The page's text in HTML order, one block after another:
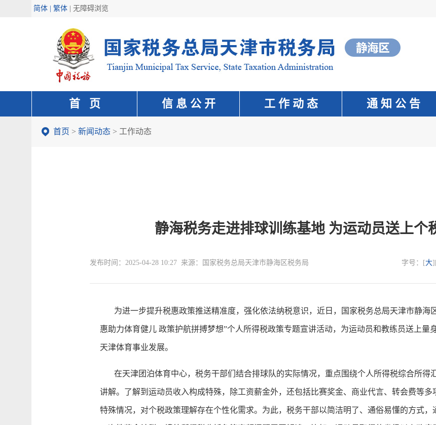
简体 | 繁体 无障碍浏览
首 页 信 息 公 开 工 作 动 态 通 知 公 告
首页 > 新闻动态 > 工作动态
静海税务走进排球训练基地 为运动员送上个
发布时间：2025-04-28 10:27 来源：国家税务总局天津市静海区税务局 字号：[大
为进一步提升税惠政策推送精准度，强化依法纳税意识，近日，国家税务总局天津市静海
惠助力体育健儿 政策护航拼搏梦想”个人所得税政策专题宣讲活动，为运动员和教练员送上量
天津体育事业发展。
在天津团泊体育中心，税务干部们结合排球队的实际情况，重点围绕个人所得税综合所得
讲解。了解到运动员收入构成特殊，除工资薪金外，还包括比赛奖金、商业代言、转会费等
特殊情况，对个税政策理解存在个性化需求。为此，税务干部以简洁明了、通俗易懂的方式